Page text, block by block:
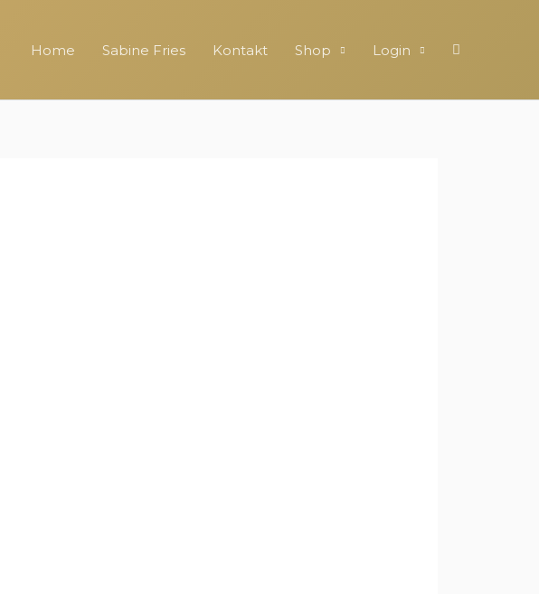
Home Sabine Fries Kontakt Shop Login